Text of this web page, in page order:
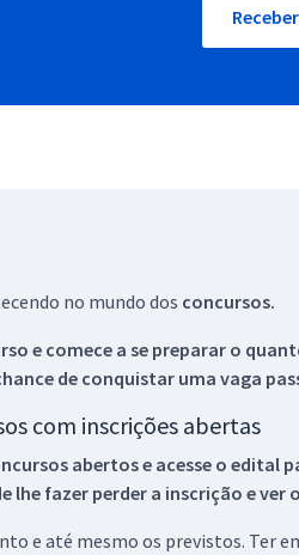
no mundo dos concursos.
e comece a se preparar o
de conquistar uma vaga
com inscrições abertas
abertos e acesse o edital
fazer perder a inscrição e ver
e até mesmo os previstos. Ter